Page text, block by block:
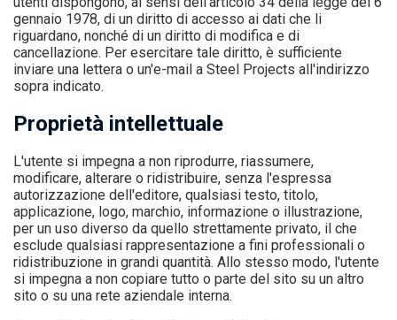
gennaio 1978, di un diritto di accesso ai dati che li
riguardano, nonché di un diritto di modifica e di
cancellazione. Per esercitare tale diritto, è sufficiente
inviare una lettera o un'e-mail a Steel Projects all'indirizzo
sopra indicato.
Proprietà intellettuale
L'utente si impegna a non riprodurre, riassumere,
modificare, alterare o ridistribuire, senza l'espressa
autorizzazione dell'editore, qualsiasi testo, titolo,
applicazione, logo, marchio, informazione o illustrazione,
per un uso diverso da quello strettamente privato, il che
esclude qualsiasi rappresentazione a fini professionali o
ridistribuzione in grandi quantità. Allo stesso modo, l'utente
si impegna a non copiare tutto o parte del sito su un altro
sito o su una rete aziendale interna.